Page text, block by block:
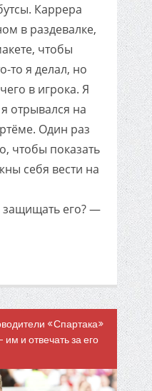
Каррера
в раздевалке,
чтобы
то я делал, но
в игрока. Я
отрывался на
Один раз
чтобы показать
себя вести на
его? —
«Спартака»
и отвечать за его